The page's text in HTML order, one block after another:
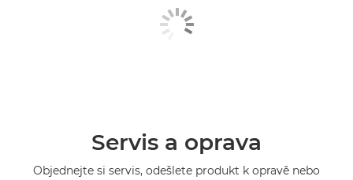
Servis a oprava
Objednejte si servis, odešlete produkt k opravě nebo